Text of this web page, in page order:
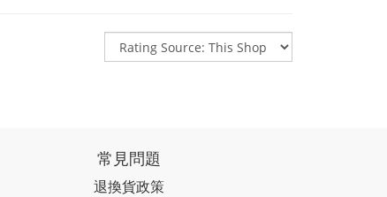
常見問題
退換貨政策